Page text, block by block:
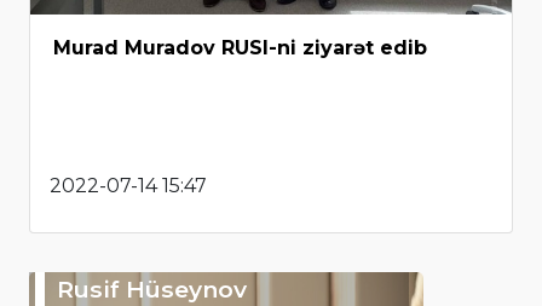
Murad Muradov RUSI-ni ziyarət edib
2022-07-14 15:47
Rusif Hüseynov